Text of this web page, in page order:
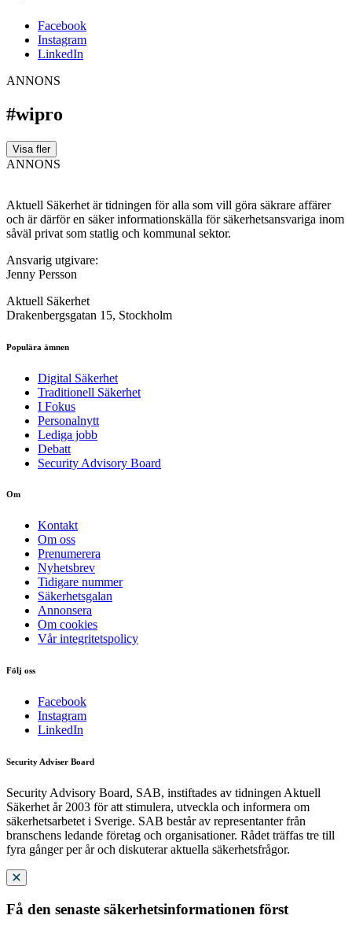
Facebook
Instagram
LinkedIn
ANNONS
#wipro
Visa fler
ANNONS
Aktuell Säkerhet är tidningen för alla som vill göra säkrare affärer
och är därför en säker informationskälla för säkerhets­ansvariga inom
såväl privat som statlig och kommunal sektor.
Ansvarig utgivare:
Jenny Persson
Aktuell Säkerhet
Drakenbergsgatan 15, Stockholm
Populära ämnen
Digital Säkerhet
Traditionell Säkerhet
I Fokus
Personalnytt
Lediga jobb
Debatt
Security Advisory Board
Om
Kontakt
Om oss
Prenumerera
Nyhetsbrev
Tidigare nummer
Säkerhetsgalan
Annonsera
Om cookies
Vår integritetspolicy
Följ oss
Facebook
Instagram
LinkedIn
Security Adviser Board
Security Advisory Board, SAB, instiftades av tidningen Aktuell
Säkerhet år 2003 för att stimulera, utveckla och informera om
säkerhetsarbetet i Sverige. SAB består av representanter från
branschens ledande företag och organisationer. Rådet träffas tre till
fyra gånger per år och diskuterar aktuella säkerhetsfrågor.
Få den senaste säkerhetsinformationen först